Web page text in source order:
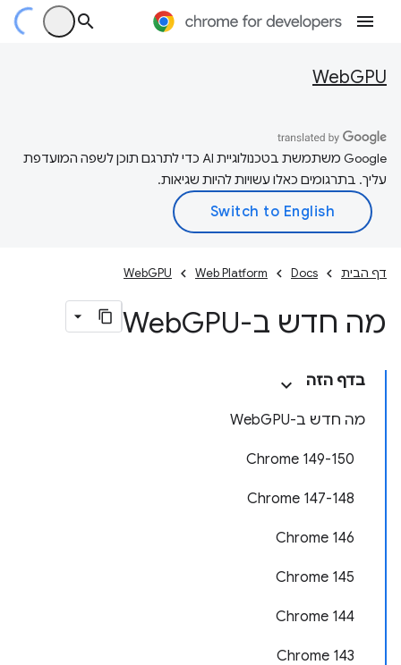
WebGPU
‫Google משתמשת בטכנולוגיית AI כדי לתרגם תוכן לשפה המועדפת
עליך. בתרגומים כאלו עשויות להיות שגיאות.
דף הבית Docs
Web Platform
WebGPU
מה חדש ב-WebGPU
בדף הזה
מה חדש ב-WebGPU
‫Chrome 149-150
‫Chrome 147-148
Chrome 146
Chrome 145
Chrome 144
Chrome 143